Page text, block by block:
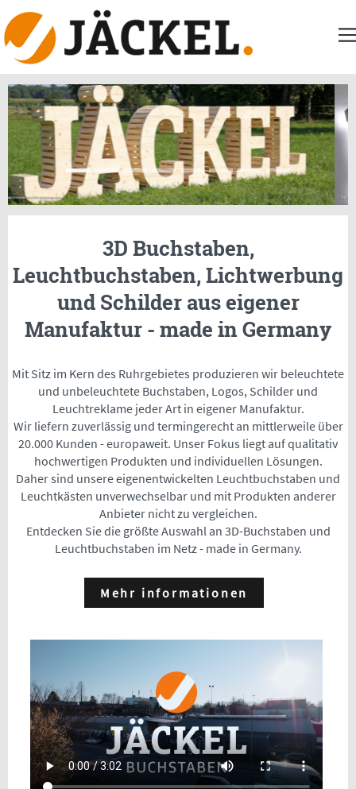
3D Buchstaben,
Leuchtbuchstaben, Lichtwerbung
und Schilder aus eigener
Manufaktur - made in Germany
Mit Sitz im Kern des Ruhrgebietes produzieren wir beleuchtete
und unbeleuchtete Buchstaben, Logos, Schilder und
Leuchtreklame jeder Art in eigener Manufaktur.
Wir liefern zuverlässig und termingerecht an mittlerweile über
20.000 Kunden - europaweit. Unser Fokus liegt auf qualitativ
hochwertigen Produkten und individuellen Lösungen.
Daher sind unsere eigenentwickelten Leuchtbuchstaben und
Leuchtkästen unverwechselbar und mit Produkten anderer
Anbieter nicht zu vergleichen.
Entdecken Sie die größte Auswahl an 3D-Buchstaben und
Leuchtbuchstaben im Netz - made in Germany.
Mehr informationen